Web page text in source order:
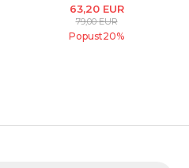
63,20 EUR
79,00EUR
Popust20%